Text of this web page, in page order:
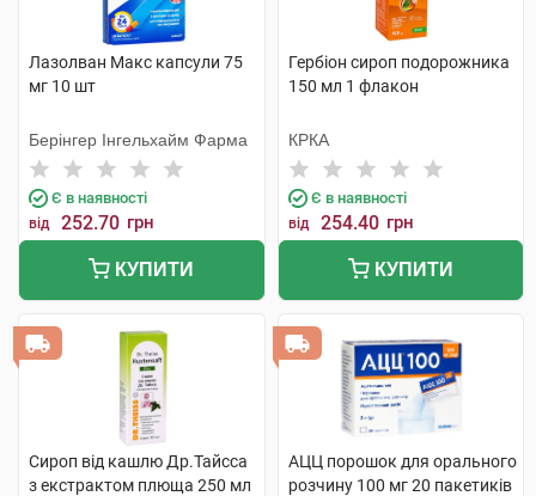
Лазолван Макс капсули 75
мг 10 шт
Берінгер Інгельхайм Фарма
Є в наявності
від 252.70 грн
КУПИТИ
Гербіон сироп подорожника
150 мл 1 флакон
КРКА
Є в наявності
від 254.40 грн
КУПИТИ
Сироп від кашлю Др.Тайсса
з екстрактом плюща 250 мл
АЦЦ порошок для орального
розчину 100 мг 20 пакетиків